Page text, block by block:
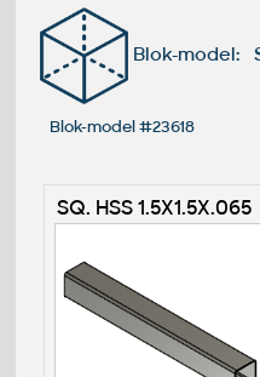
Blok-model:
Blok-model #23618
SQ. HSS 1.5X1.5X.065